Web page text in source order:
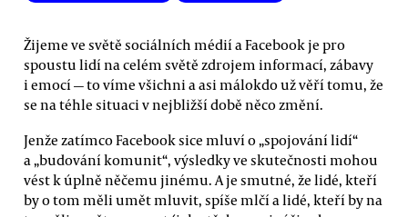
Žijeme ve světě sociálních médií a Facebook je pro
spoustu lidí na celém světě zdrojem informací, zábavy
i emocí — to víme všichni a asi málokdo už věří tomu, že
se na téhle situaci v nejbližší době něco změní.
Jenže zatímco Facebook sice mluví o „spojování lidí“
a „budování komunit“, výsledky ve skutečnosti mohou
vést k úplně něčemu jinému. A je smutné, že lidé, kteří
by o tom měli umět mluvit, spíše mlčí a lidé, kteří by na